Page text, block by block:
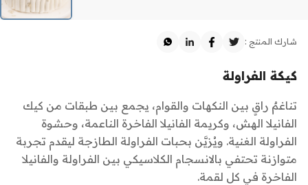
شارك المنتج :
كيكة الفراولة
تناغمٌ راقٍ بين النكهات والقوام، يجمع بين طبقات من كيك
الفانيلا الهش، وكريمة الفانيلا الفاخرة الناعمة، وحشوة
الفراولة الغنية. ويُزيَّن بحبات الفراولة الطازجة ليقدم تجربة
متوازنة تحتفي بالانسجام الكلاسيكي بين الفراولة والفانيلا
الفاخرة في كل لقمة.